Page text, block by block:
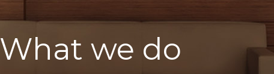
What we do